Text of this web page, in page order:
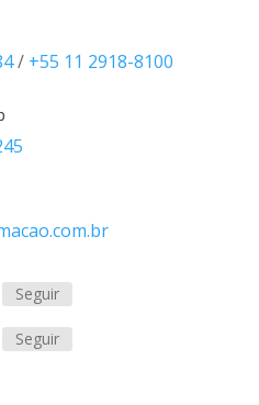
/ +55 11 2918-8100
Seguir
Seguir